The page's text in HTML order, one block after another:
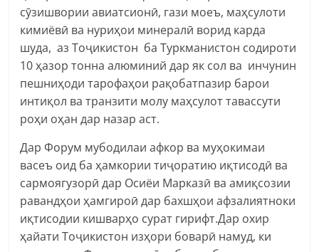
сӯзишвории авиатсионӣ, гази моеъ, маҳсулоти
кимиёвӣ ва нуриҳои минералӣ ворид карда
шуда, аз Тоҷикистон ба Туркманистон содироти
10 ҳазор тонна алюминий дар як сол ва инчунин
пешниҳоди тарофаҳои рақобатпазир барои
интиқол ва транзити молу маҳсулот тавассути
роҳи оҳан дар назар аст.
Дар Форум мубодилаи афкор ва муҳокимаи
васеъ оид ба ҳамкории тиҷоратию иқтисодӣ ва
сармоягузорӣ дар Осиёи Марказӣ ва амиқсозии
равандҳои ҳамгироӣ дар бахшҳои афзалиятноки
иқтисодии кишварҳо сурат гирифт.Дар охир
ҳайати Тоҷикистон изҳори боварӣ намуд, ки